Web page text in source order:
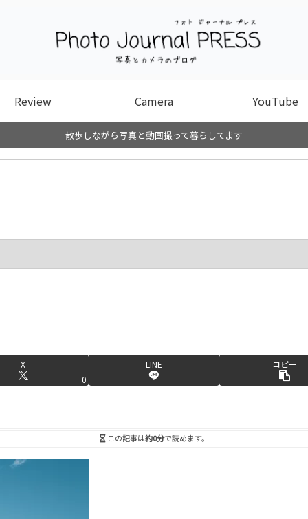
Review Camera YouTube
散歩しながら写真と動画撮って暮らしてます
X
0
LINE コピー
この記事は約0分で読めます。